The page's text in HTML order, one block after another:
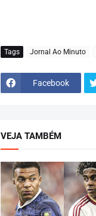
Tags Jornal Ao Minuto
Facebook
VEJA TAMBÉM